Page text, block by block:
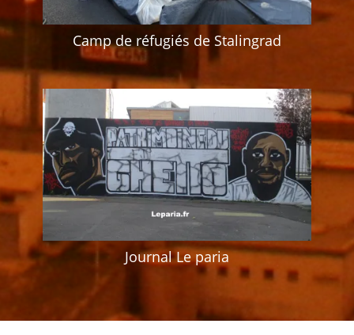
Camp de réfugiés de Stalingrad
Journal Le paria